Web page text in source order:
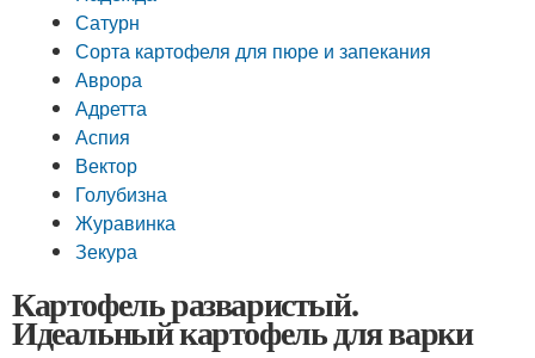
Сатурн
Сорта картофеля для пюре и запекания
Аврора
Адретта
Аспия
Вектор
Голубизна
Журавинка
Зекура
Картофель разваристый.
Идеальный картофель для варки